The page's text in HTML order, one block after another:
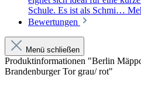
Schule. Es ist als Schmi…
Bewertungen
Menü schließen
Produktinformationen "Berlin
Brandenburger Tor grau/ rot"